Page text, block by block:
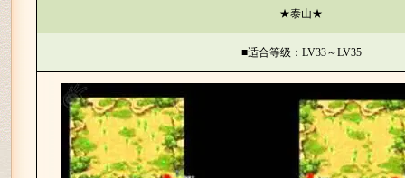
★泰山★
■适合等级： LV33～LV35